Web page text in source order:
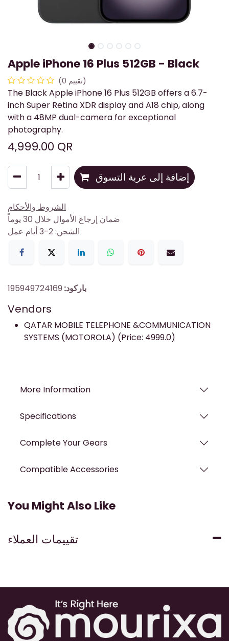
Apple iPhone 16 Plus 512GB - Black
(تقييم 0)
The Black Apple iPhone 16 Plus 512GB offers a 6.7-
inch Super Retina XDR display and A18 chip, along
with a 48MP dual-camera for exceptional
photography.
4,999.00 QR
إضافة إلى عربة التسوق
الشروط والأحكام
ضمان إرجاع الأموال خلال 30 يوماً
الشحن: 2-3 أيام عمل
باركود: 195949724169
Vendors
QATAR MOBILE TELEPHONE &COMMUNICATION
SYSTEMS (MOTOROLA) (Price: 4999.0)
More Information
Specifications
Complete Your Gears
Compatible Accessories
You Might Also Like
تقييمات العملاء